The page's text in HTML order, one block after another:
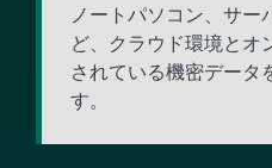
ノートパソコン、サー
ど、クラウド環境とオ
されている機密データ
す。